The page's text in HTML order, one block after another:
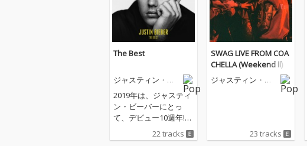
The Best
ジャスティン・ビ
2019年は、ジャスティ
ン・ビーバーにとっ
て、デビュー10週年!こ
れまでのジャスティン
のキャリアを総括し
22 tracks
SWAG LIVE FROM COA
CHELLA (Weekend II)
ジャスティン・ビ
23 tracks